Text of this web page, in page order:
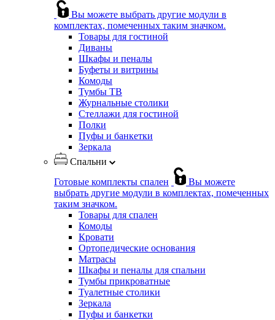
Вы можете выбрать другие модули в
комплектах, помеченных таким значком.
Товары для гостиной
Диваны
Шкафы и пеналы
Буфеты и витрины
Комоды
Тумбы ТВ
Журнальные столики
Стеллажи для гостиной
Полки
Пуфы и банкетки
Зеркала
Спальни
Готовые комплекты спален
Вы можете
выбрать другие модули в комплектах, помеченных
таким значком.
Товары для спален
Комоды
Кровати
Ортопедические основания
Матрасы
Шкафы и пеналы для спальни
Тумбы прикроватные
Туалетные столики
Зеркала
Пуфы и банкетки